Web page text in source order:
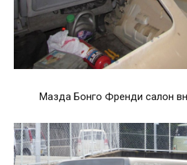
Мазда Бонго Френди салон